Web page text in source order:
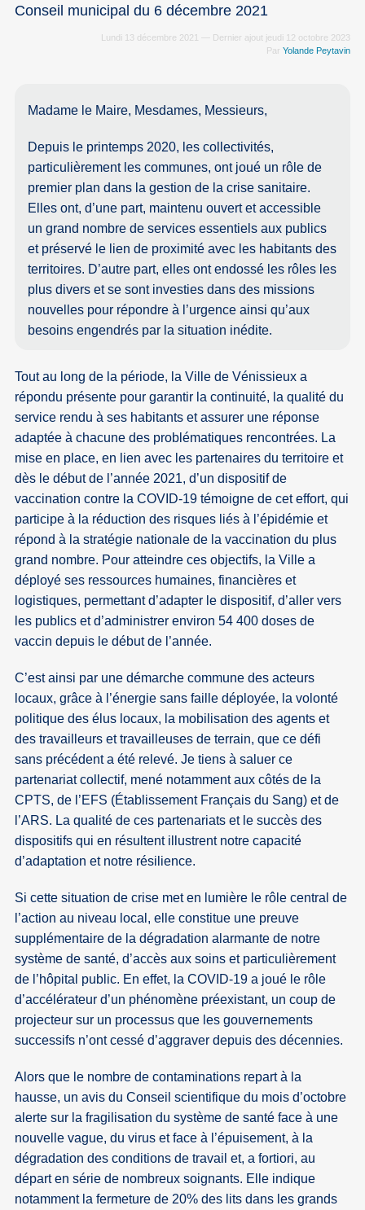
Conseil municipal du 6 décembre 2021
Lundi 13 décembre 2021 — Dernier ajout jeudi 12 octobre 2023
Par Yolande Peytavin
Madame le Maire, Mesdames, Messieurs,
Depuis le printemps 2020, les collectivités,
particulièrement les communes, ont joué un rôle de
premier plan dans la gestion de la crise sanitaire.
Elles ont, d’une part, maintenu ouvert et accessible
un grand nombre de services essentiels aux publics
et préservé le lien de proximité avec les habitants des
territoires. D’autre part, elles ont endossé les rôles les
plus divers et se sont investies dans des missions
nouvelles pour répondre à l’urgence ainsi qu’aux
besoins engendrés par la situation inédite.
Tout au long de la période, la Ville de Vénissieux a
répondu présente pour garantir la continuité, la qualité du
service rendu à ses habitants et assurer une réponse
adaptée à chacune des problématiques rencontrées. La
mise en place, en lien avec les partenaires du territoire et
dès le début de l’année 2021, d’un dispositif de
vaccination contre la COVID-19 témoigne de cet effort, qui
participe à la réduction des risques liés à l’épidémie et
répond à la stratégie nationale de la vaccination du plus
grand nombre. Pour atteindre ces objectifs, la Ville a
déployé ses ressources humaines, financières et
logistiques, permettant d’adapter le dispositif, d’aller vers
les publics et d’administrer environ 54 400 doses de
vaccin depuis le début de l’année.
C’est ainsi par une démarche commune des acteurs
locaux, grâce à l’énergie sans faille déployée, la volonté
politique des élus locaux, la mobilisation des agents et
des travailleurs et travailleuses de terrain, que ce défi
sans précédent a été relevé. Je tiens à saluer ce
partenariat collectif, mené notamment aux côtés de la
CPTS, de l’EFS (Établissement Français du Sang) et de
l’ARS. La qualité de ces partenariats et le succès des
dispositifs qui en résultent illustrent notre capacité
d’adaptation et notre résilience.
Si cette situation de crise met en lumière le rôle central de
l’action au niveau local, elle constitue une preuve
supplémentaire de la dégradation alarmante de notre
système de santé, d’accès aux soins et particulièrement
de l’hôpital public. En effet, la COVID-19 a joué le rôle
d’accélérateur d’un phénomène préexistant, un coup de
projecteur sur un processus que les gouvernements
successifs n’ont cessé d’aggraver depuis des décennies.
Alors que le nombre de contaminations repart à la
hausse, un avis du Conseil scientifique du mois d’octobre
alerte sur la fragilisation du système de santé face à une
nouvelle vague, du virus et face à l’épuisement, à la
dégradation des conditions de travail et, a fortiori, au
départ en série de nombreux soignants. Elle indique
notamment la fermeture de 20% des lits dans les grands